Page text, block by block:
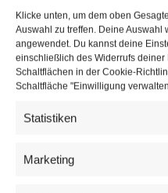
Klicke unten, um dem oben
Auswahl zu treffen. Deine Auswahl
angewendet. Du kannst deine
einschließlich des Widerrufs
Schaltflächen in der Cookie-
Schaltfläche "Einwilligung
Statistiken
Marketing
Informationen sammeln”,
Surfgewohnheiten
die Surfgewohnheiten der
Einkaufsgewohnheiten